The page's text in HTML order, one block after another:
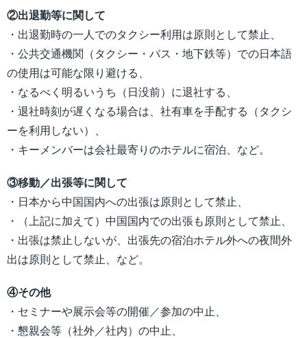
②出退勤等に関して
・出退勤時の一人でのタクシー利用は原則として禁止、
・公共交通機関（タクシー・バス・地下鉄等）での日本語
の使用は可能な限り避ける、
・なるべく明るいうち（日没前）に退社する、
・退社時刻が遅くなる場合は、社有車を手配する（タクシ
ーを利用しない）、
・キーメンバーは会社最寄りのホテルに宿泊、など。
③移動／出張等に関して
・日本から中国国内への出張は原則として禁止、
・（上記に加えて）中国国内での出張も原則として禁止、
・出張は禁止しないが、出張先の宿泊ホテル外への夜間外
出は原則として禁止、など。
④その他
・セミナーや展示会等の開催／参加の中止、
・懇親会等（社外／社内）の中止、